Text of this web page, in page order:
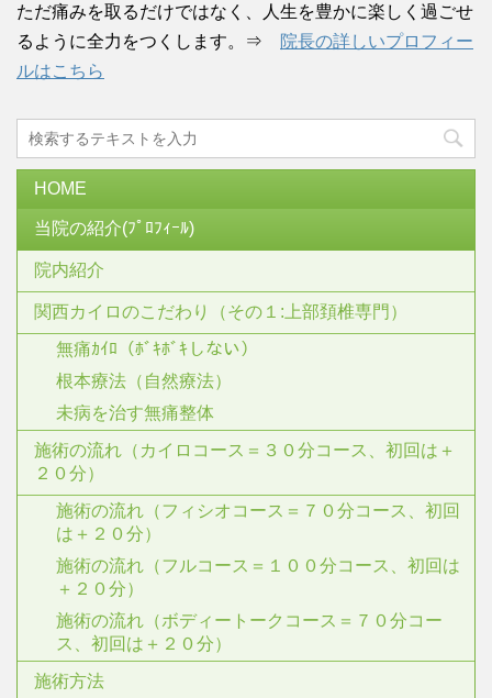
ただ痛みを取るだけではなく、人生を豊かに楽しく過ごせ
るように全力をつくします。⇒
院長の詳しいプロフィー
ルはこちら
HOME
当院の紹介(ﾌﾟﾛﾌｨｰﾙ)
院内紹介
関西カイロのこだわり（その１:上部頚椎専門）
無痛ｶｲﾛ（ﾎﾞｷﾎﾞｷしない）
根本療法（自然療法）
未病を治す無痛整体
施術の流れ（カイロコース＝３０分コース、初回は＋
２０分）
施術の流れ（フィシオコース＝７０分コース、初回
は＋２０分）
施術の流れ（フルコース＝１００分コース、初回は
＋２０分）
施術の流れ（ボディートークコース＝７０分コー
ス、初回は＋２０分）
施術方法